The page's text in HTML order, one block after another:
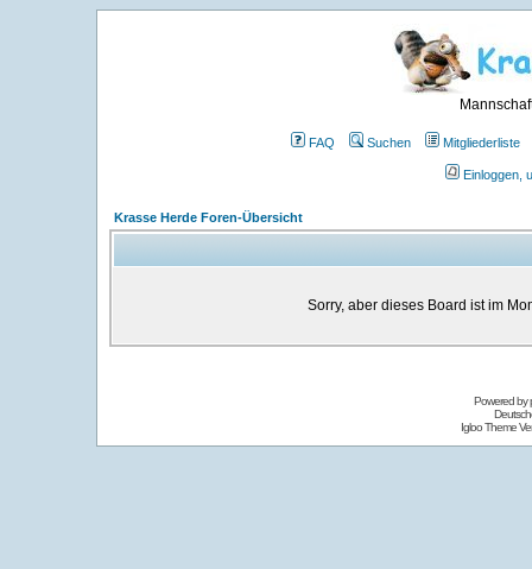
FAQ Suchen Mitgliederliste
Einloggen,
Krasse Herde Foren-Übersicht
Sorry, aber dieses Board ist im
Powered by
Igloo Theme